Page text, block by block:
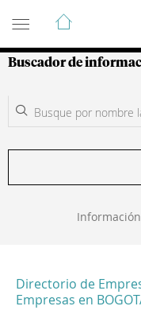
Guía de
Buscador de
Directorio de
Empresas en